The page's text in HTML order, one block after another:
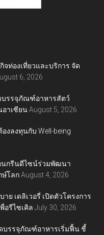
ท่องเที่ยวและบริการ จัด
6, 2026
วบรรจุภัณฑ์อาหารสัตว์
อาเซียน August 5, 2026
งลงทุนกับ Well-being
นกรีนดีไซน์ร่วมพัฒนา
ษ์โลก August 4, 2026
ย เดลิเวอรี่ เปิดตัวโครงการ
อรีไซเคิล July 30, 2026
ดบรรจุภัณฑ์อาหารเริ่มฟื้น ชี้